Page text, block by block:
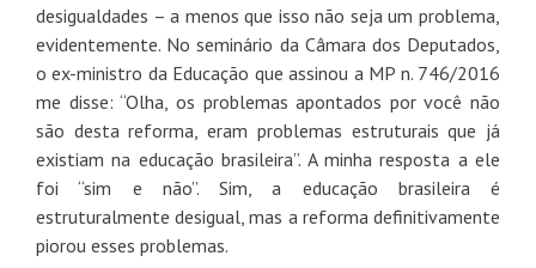
desigualdades – a menos que isso não seja um problema,
evidentemente. No seminário da Câmara dos Deputados,
o ex-ministro da Educação que assinou a MP n. 746/2016
me disse: “Olha, os problemas apontados por você não
são desta reforma, eram problemas estruturais que já
existiam na educação brasileira”. A minha resposta a ele
foi “sim e não”. Sim, a educação brasileira é
estruturalmente desigual, mas a reforma definitivamente
piorou esses problemas.